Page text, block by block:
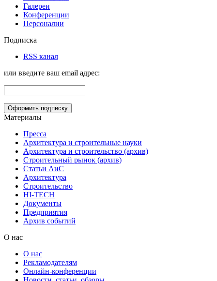
Галереи
Конференции
Персоналии
Подписка
RSS канал
или введите ваш email адрес:
Материалы
Пресса
Архитектура и строительные науки
Архитектура и строительство (архив)
Строительный рынок (архив)
Статьи АиС
Архитектура
Строительство
HI-TECH
Документы
Предприятия
Архив событий
О нас
О нас
Рекламодателям
Онлайн-конференции